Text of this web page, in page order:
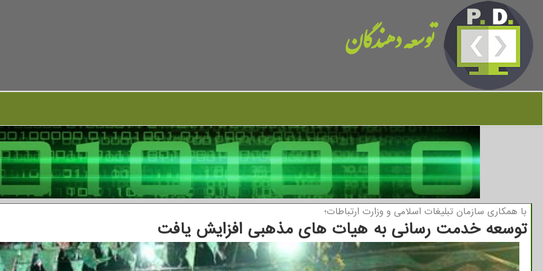
توسعه دهندگان
با همكاری سازمان تبلیغات اسلامی و وزارت ارتباطات؛
توسعه خدمت رسانی به هیات های مذهبی افزایش یافت